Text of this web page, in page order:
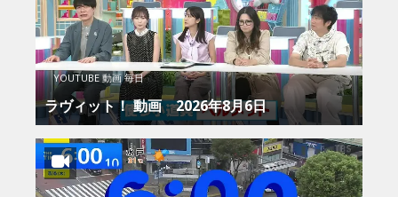
YOUTUBE 動画 毎日
ラヴィット！ 動画 2026年8月6日